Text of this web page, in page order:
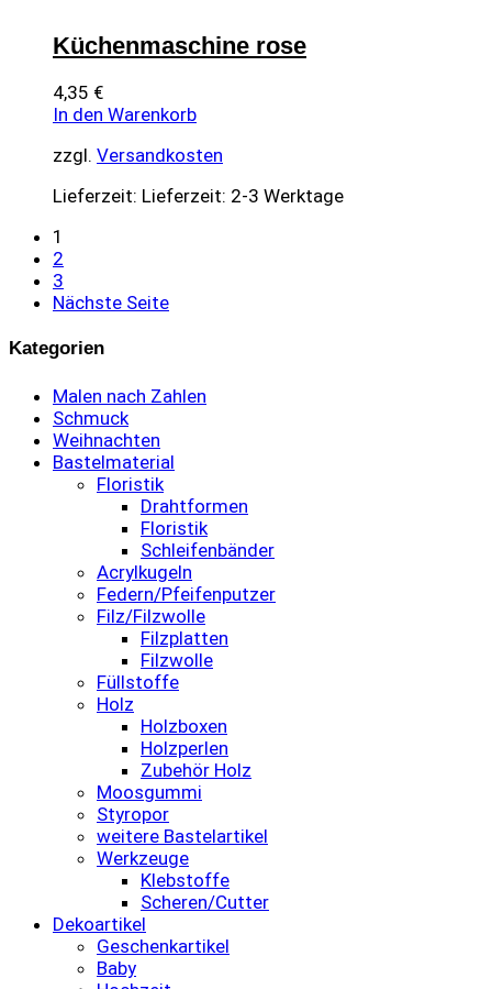
Küchenmaschine rose
4,35 €
In den Warenkorb
zzgl. Versandkosten
Lieferzeit: Lieferzeit: 2-3 Werktage
1
2
3
Nächste Seite
Kategorien
Malen nach Zahlen
Schmuck
Weihnachten
Bastelmaterial
Floristik
Drahtformen
Floristik
Schleifenbänder
Acrylkugeln
Federn/Pfeifenputzer
Filz/Filzwolle
Filzplatten
Filzwolle
Füllstoffe
Holz
Holzboxen
Holzperlen
Zubehör Holz
Moosgummi
Styropor
weitere Bastelartikel
Werkzeuge
Klebstoffe
Scheren/Cutter
Dekoartikel
Geschenkartikel
Baby